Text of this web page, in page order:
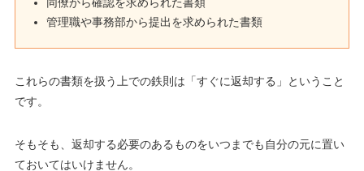
管理職や事務部から提出を求められた書類
これらの書類を扱う上での鉄則は「すぐに返却する」ということ
です。
そもそも、返却する必要のあるものをいつまでも自分の元に置い
ておいてはいけません。